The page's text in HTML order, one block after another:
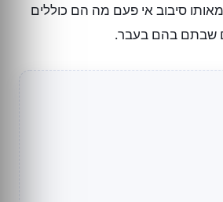
מאותו סיבוב אי פעם מה הם כוללים
שבתם בהם בעבר.